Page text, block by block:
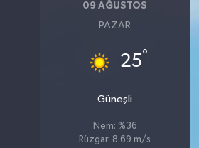
09 AĞUSTOS
PAZAR
25°
Güneşli
Nem: %36
Rüzgar: 8.69 m/s